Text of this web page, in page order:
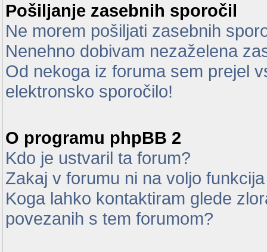
Pošiljanje zasebnih sporočil
Ne morem pošiljati zasebnih
Nenehno dobivam nezaželena
Od nekoga iz foruma sem prejel
elektronsko sporočilo!
O programu phpBB 2
Kdo je ustvaril ta forum?
Zakaj v forumu ni na voljo
Koga lahko kontaktiram glede
povezanih s tem forumom?